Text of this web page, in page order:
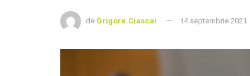
de Grigore.Ciascai 14 septembrie 2021